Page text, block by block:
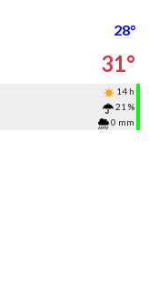
28°
31°
14 h
21 %
0 mm